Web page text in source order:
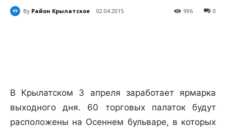
By Район Крылатское 02.04.2015 0
996
В Крылатском 3 апреля заработает ярмарка
выходного дня. 60 торговых палаток будут
расположены на Осеннем бульваре, в которых